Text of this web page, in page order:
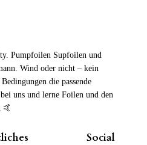
Pumpfoilen Supfoilen und
Wind oder nicht – kein
die passende
uns und lerne Foilen und den
🤙
Social